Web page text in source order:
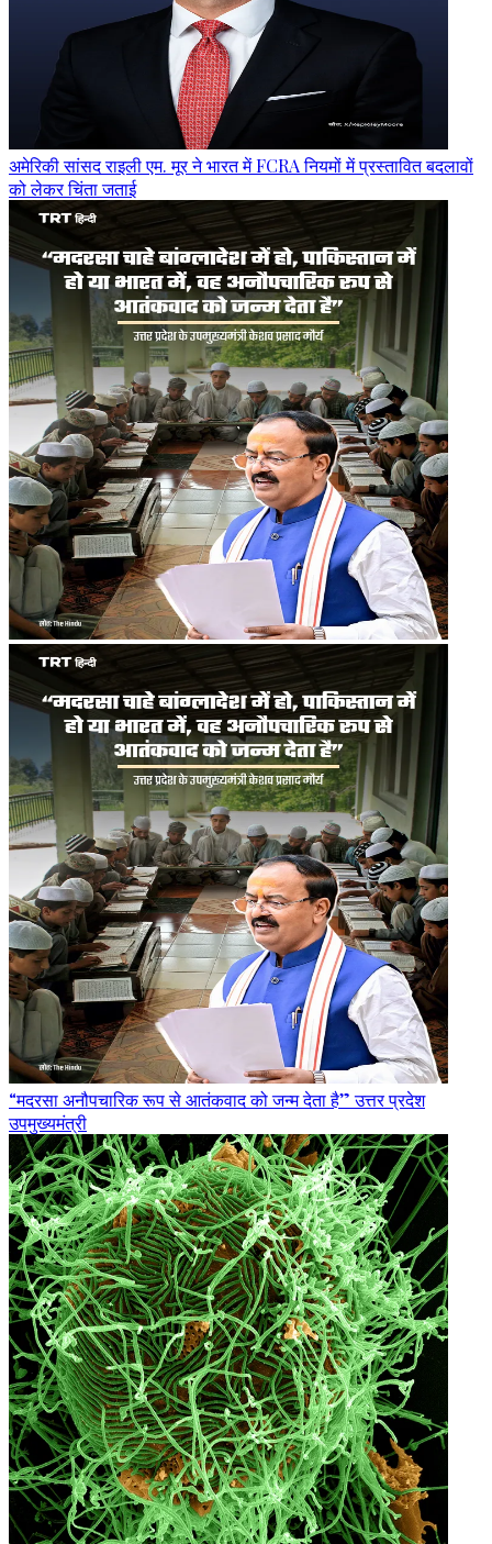
अमेरिकी सांसद राइली एम. मूर ने भारत में FCRA नियमों में प्रस्तावित बदलावों
को लेकर चिंता जताई
“मदरसा अनौपचारिक रूप से आतंकवाद को जन्म देता है” उत्तर प्रदेश
उपमुख्यमंत्री